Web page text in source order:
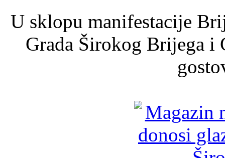
U sklopu manifestacije
Grada Širokog Brijega